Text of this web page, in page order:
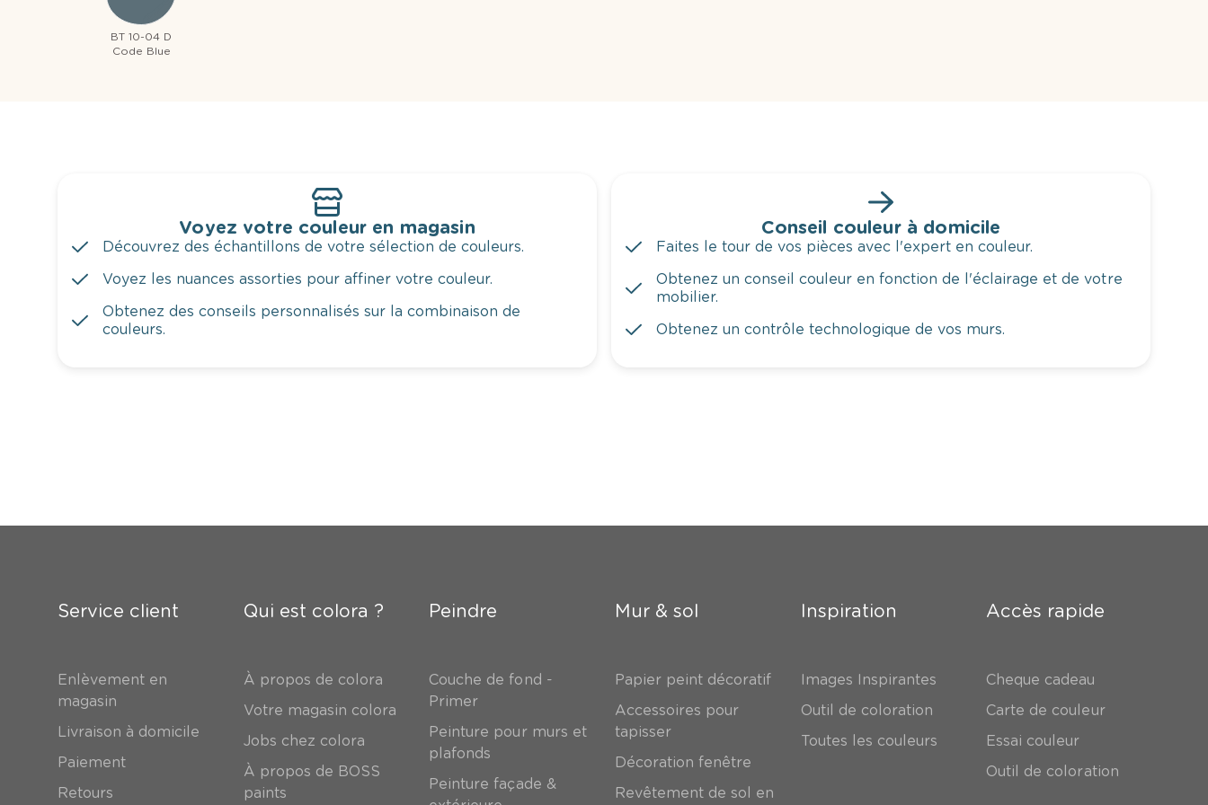
BT 10-04 D
Code Blue
Voyez votre couleur en magasin
Découvrez des échantillons de votre sélection de couleurs.
Voyez les nuances assorties pour affiner votre couleur.
Obtenez des conseils personnalisés sur la combinaison de
couleurs.
Conseil couleur à domicile
Faites le tour de vos pièces avec l'expert en couleur.
Obtenez un conseil couleur en fonction de l'éclairage et de votre
mobilier.
Obtenez un contrôle technologique de vos murs.
Service client
Enlèvement en
magasin
Livraison à domicile
Paiement
Retours
Qui est colora ?
À propos de colora
Votre magasin colora
Jobs chez colora
À propos de BOSS
paints
Peindre
Couche de fond -
Primer
Peinture pour murs et
plafonds
Peinture façade &
Mur & sol
Papier peint décoratif
Accessoires pour
tapisser
Décoration fenêtre
Revêtement de sol en
Inspiration
Images Inspirantes
Outil de coloration
Toutes les couleurs
Accès rapide
Cheque cadeau
Carte de couleur
Essai couleur
Outil de coloration